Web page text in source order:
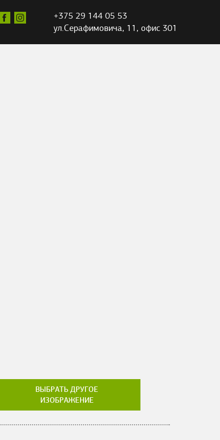
+375 29 144 05 53
ул.Серафимовича, 11, офис 301
ВЫБРАТЬ ДРУГОЕ
ИЗОБРАЖЕНИЕ